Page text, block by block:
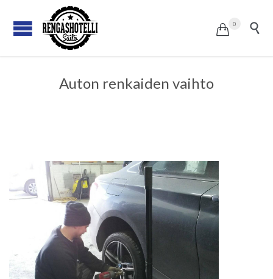
 0 
Auton renkaiden vaihto